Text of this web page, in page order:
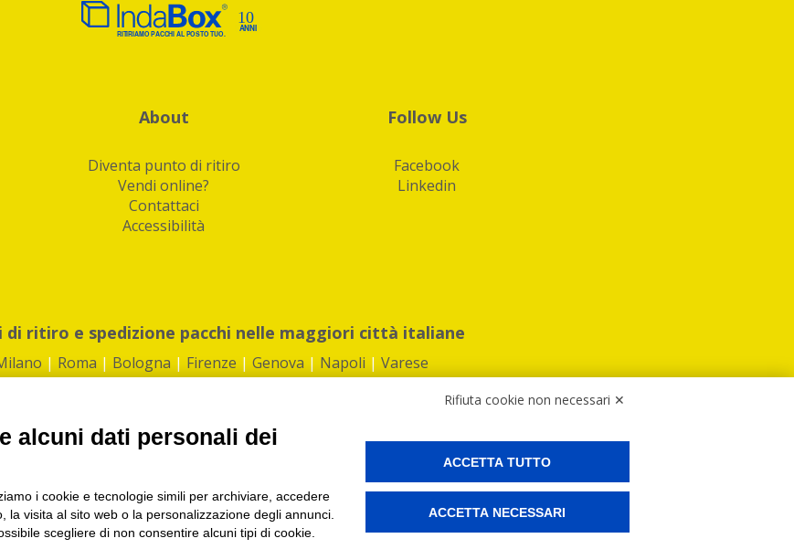
About
Diventa punto di ritiro
Vendi online?
Contattaci
Accessibilità
Follow Us
Facebook
Linkedin
di ritiro e spedizione pacchi nelle maggiori città italiane
| Roma | Bologna | Firenze | Genova | Napoli | Varese
| REA: RM 1494760 | Cap.Soc.: 50.000€ |Whistleblowing|Privacy|Preferenze Cookies
ritiro tra Bar, Tabaccai, Edicole e Kipoint per ritirare i tuoi acquisti online e spedire i tuoi pacchi.
Rifiuta cookie non necessari ✕
alcuni dati personali dei
i cookie e tecnologie simili per archiviare, accedere
visita al sito web o la personalizzazione degli annunci.
scegliere di non consentire alcuni tipi di cookie.
ACCETTA TUTTO
ACCETTA NECESSARI